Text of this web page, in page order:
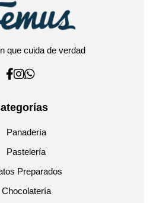
que cuida de verdad
Panadería
Pastelería
Preparados
Chocolatería